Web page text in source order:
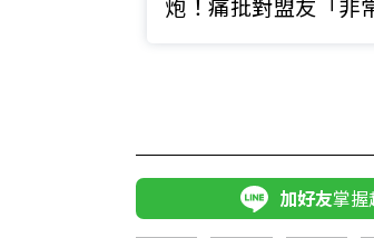
炮！痛批對盟友「非
加好友掌握